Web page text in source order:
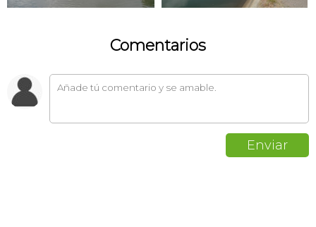
Comentarios